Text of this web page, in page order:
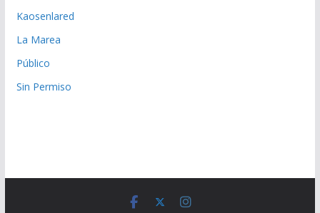
Kaosenlared
La Marea
Público
Sin Permiso